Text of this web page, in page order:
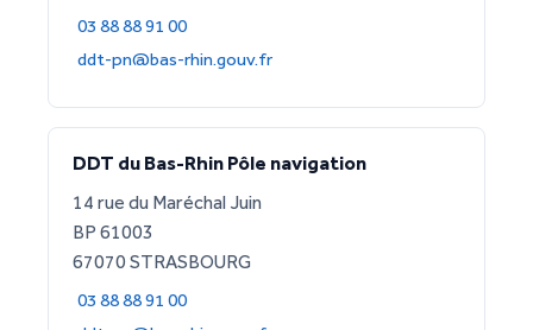
03 88 88 91 00
ddt-pn@bas-rhin.gouv.fr
DDT du Bas-Rhin Pôle navigation
14 rue du Maréchal Juin
BP 61003
67070 STRASBOURG
03 88 88 91 00